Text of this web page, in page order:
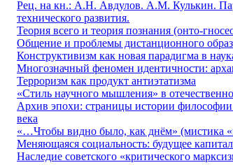
Рец. на кн.: А.Н. Авдулов. А.М. Кулькин.
технического развития.
Теория всего и теория познания (онто-
Общение и проблемы дистанционного
Конструктивизм как новая парадигма в
Многозначный феномен идентичности:
Терроризм как продукт антиэтатизма
«Стиль научного мышления» в
Архив эпохи: страницы истории
века
«…Чтобы видно было, как днём» (мистика
Меняющаяся социальность: будущее
Наследие советского «критического